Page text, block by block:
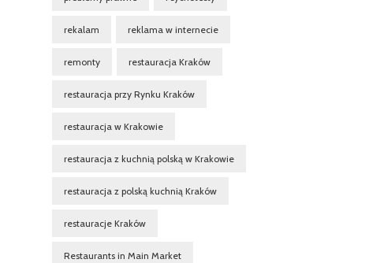
rekalam reklama w internecie
remonty restauracja Kraków
restauracja przy Rynku Kraków
restauracja w Krakowie
restauracja z kuchnią polską w Krakowie
restauracja z polską kuchnią Kraków
restauracje Kraków
Restaurants in Main Market